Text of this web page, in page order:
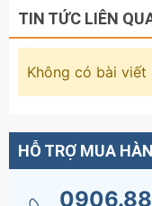
j40 được bảo
quai đeo còn
được đựng bên
tin chi tiết sản
XLJ-D-300
TIN TỨC LIÊN
Không có bài viết
HỖ TRỢ MUA